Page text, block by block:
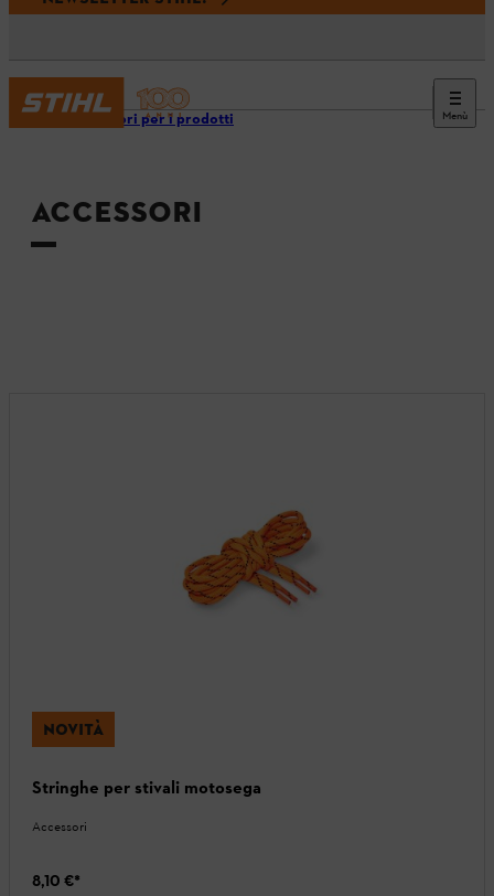
Menù
Accessori per i prodotti
ACCESSORI
NOVITÀ
Stringhe per stivali motosega
Accessori
8,10 €*